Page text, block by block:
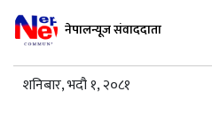
नेपालन्यूज संवाददाता
शनिबार, भदौ १, २०८१